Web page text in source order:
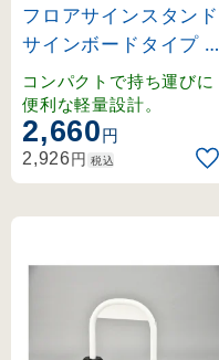
フロアサインスタンド
サインボードタイプ 清
掃中／作業中(裏) (337
501)
コンパクトで持ち運びに
便利な軽量設計。
2,660円
2,926円 税込